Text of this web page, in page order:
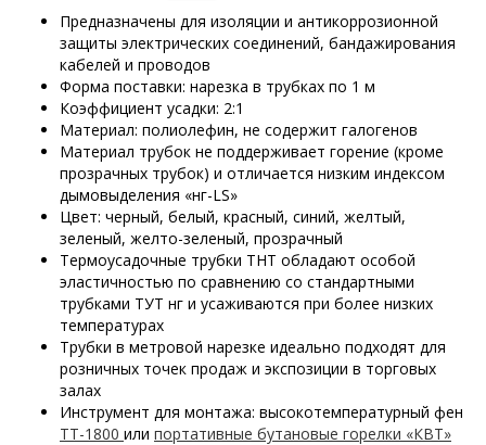
Предназначены для изоляции и антикоррозионной
защиты электрических соединений, бандажирования
кабелей и проводов
Форма поставки: нарезка в трубках по 1 м
Коэффициент усадки: 2:1
Материал: полиолефин, не содержит галогенов
Материал трубок не поддерживает горение (кроме
прозрачных трубок) и отличается низким индексом
дымовыделения «нг-LS»
Цвет: черный, белый, красный, синий, желтый,
зеленый, желто-зеленый, прозрачный
Термоусадочные трубки ТНТ обладают особой
эластичностью по сравнению со стандартными
трубками ТУТ нг и усаживаются при более низких
температурах
Трубки в метровой нарезке идеально подходят для
розничных точек продаж и экспозиции в торговых
залах
Инструмент для монтажа: высокотемпературный фен
ТТ-1800 или портативные бутановые горелки «КВТ»